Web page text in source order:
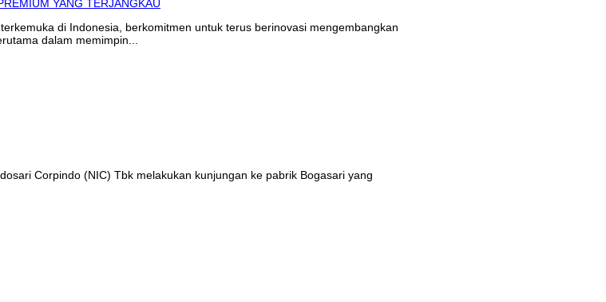
di Indonesia, berkomitmen untuk terus berinovasi mengembangkan
dalam memimpin...
Corpindo (NIC) Tbk melakukan kunjungan ke pabrik Bogasari yang